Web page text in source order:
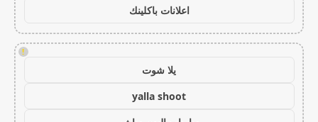
اعلانات باكلينك
!
يلا شوت
yalla shoot